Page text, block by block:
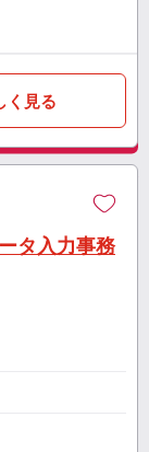
く見る
タ入力事務